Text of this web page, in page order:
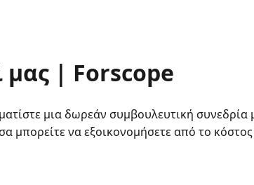
μας | Forscope
μια δωρεάν συμβουλευτική συνεδρία
μπορείτε να εξοικονομήσετε από το κόστος